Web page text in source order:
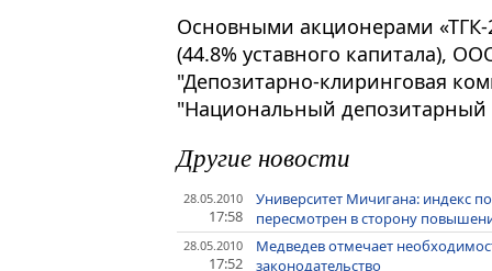
Основными акционерами
(44.8% уставного капитала),
"Депозитарно-клиринговая
"Национальный депозитарный
Другие новости
28.05.2010
17:58
Университет Мичигана: индекс
пересмотрен в сторону
28.05.2010
17:52
Медведев отмечает
законодательство